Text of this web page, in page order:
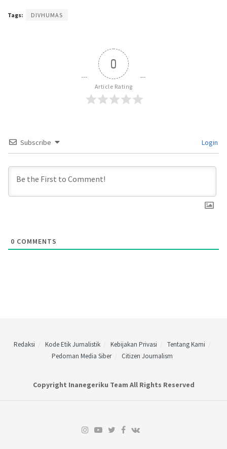
Tags: DIVHUMAS
0
Article Rating
Subscribe Login
0 COMMENTS
Redaksi Kode Etik Jurnalistik Kebijakan Privasi
Tentang Kami
Pedoman Media Siber
Citizen Journalism
Copyright Inanegeriku Team All Rights Reserved